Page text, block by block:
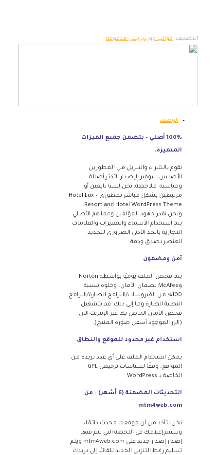
التصنيف: قوالب ووردبريس مدفوعه
الوصف
100% أصلي – يتضمن جميع الميزات
المتميزة.
نقوم بالشراء والتنزيل من المطورين
الأصليين، لتوفير الإصدار الأكثر أصالة
ومناسبة. ملاحظة: نحن لسنا تابعين أو
مرتبطين بشكل مباشر بمطوري Hotel Lux –
Resort and Hotel WordPress Theme،
ونحن نقدر جهود المؤلفين وعملهم الأصلي.
يتم استخدام الأسماء والتعبيرات والعلامات
التجارية بالحد الأدنى الضروري لتحديد
العنصر بصدق ودقة.
آمن ومضمون
يتم فحص الملف يوميًا بواسطة Norton
وMcAfee لضمان الأمان، وخلوه بنسبة
100% من الفيروسات/البرامج الضارة/البرامج
النصية الضارة وما إلى ذلك. قم بتشغيل
فحص الأمان الخاص بك عبر الإنترنت الآن
(الزر الموجود أسفل صورة المنتج).
استخدام غير محدود للموقع والنطاق
يمكن استخدام الملف على أي عدد تريده من
المواقع، وفقًا لسياسات ترخيص GPL
الخاصة بـ WordPress.
التحديثات المضمنة (6 أشهر) – من
mtm4web.com
نحن نتأكد من أن موقعك محدث دائمًا،
وسيتم إعلامك في اللحظة التي يتم فيها
إصدار إصدار جديد على mtm4web.com ويتم
تسليم رابط التنزيل الجديد تلقائيًا إلى بريدك